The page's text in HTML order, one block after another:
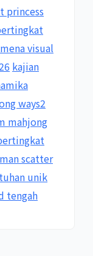
princess
visual
kajian
ways2
mahjong
scatter
unik
tengah